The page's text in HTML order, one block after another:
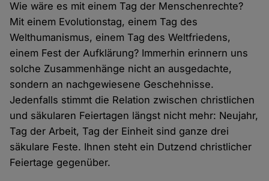
Wie wäre es mit einem Tag der Menschenrechte?
Mit einem Evolutionstag, einem Tag des
Welthumanismus, einem Tag des Weltfriedens,
einem Fest der Aufklärung? Immerhin erinnern uns
solche Zusammenhänge nicht an ausgedachte,
sondern an nachgewiesene Geschehnisse.
Jedenfalls stimmt die Relation zwischen christlichen
und säkularen Feiertagen längst nicht mehr: Neujahr,
Tag der Arbeit, Tag der Einheit sind ganze drei
säkulare Feste. Ihnen steht ein Dutzend christlicher
Feiertage gegenüber.